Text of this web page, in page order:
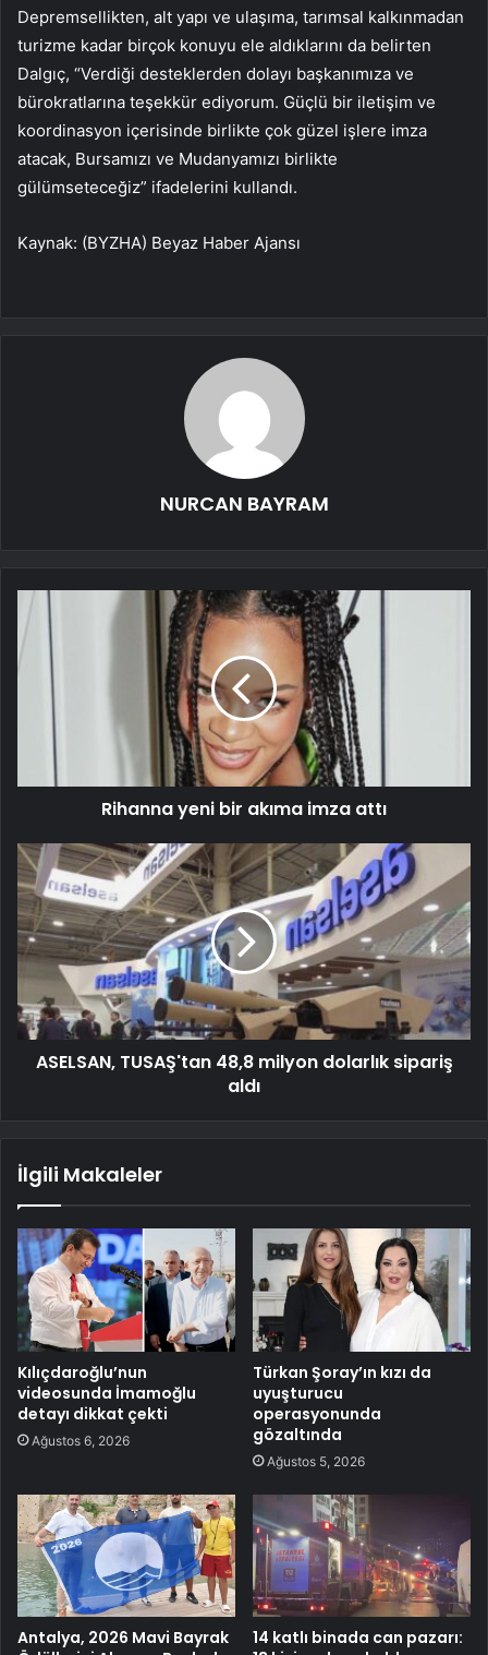
Depremsellikten, alt yapı ve ulaşıma, tarımsal kalkınmadan
turizme kadar birçok konuyu ele aldıklarını da belirten
Dalgıç, “Verdiği desteklerden dolayı başkanımıza ve
bürokratlarına teşekkür ediyorum. Güçlü bir iletişim ve
koordinasyon içerisinde birlikte çok güzel işlere imza
atacak, Bursamızı ve Mudanyamızı birlikte
gülümseteceğiz” ifadelerini kullandı.
Kaynak: (BYZHA) Beyaz Haber Ajansı
NURCAN BAYRAM
Rihanna yeni bir akıma imza attı
ASELSAN, TUSAŞ'tan 48,8 milyon dolarlık sipariş
aldı
İlgili Makaleler
Kılıçdaroğlu’nun
videosunda İmamoğlu
detayı dikkat çekti
Ağustos 6, 2026
Türkan Şoray’ın kızı da
uyuşturucu
operasyonunda
gözaltında
Ağustos 5, 2026
Antalya, 2026 Mavi Bayrak
14 katlı binada can pazarı: